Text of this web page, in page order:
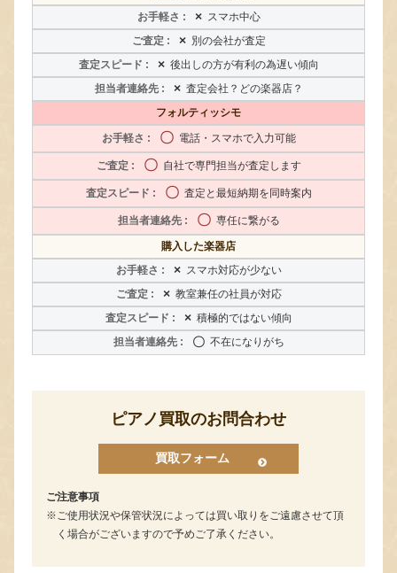
× スマホ中心
× 別の会社が査定
× 後出しの方が有利の為遅い傾向
× 査定会社？どの楽器店？
フォルティッシモ
〇 電話・スマホで入力可能
〇 自社で専門担当が査定します
〇 査定と最短納期を同時案内
〇 専任に繋がる
購入した楽器店
× スマホ対応が少ない
× 教室兼任の社員が対応
× 積極的ではない傾向
〇 不在になりがち
ピアノ買取のお問合わせ
買取フォーム
ご注意事項
ご使用状況や保管状況によっては買い取りをご遠慮させて頂
く場合がございますので予めご了承ください。